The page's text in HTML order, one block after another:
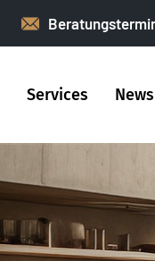
Services News